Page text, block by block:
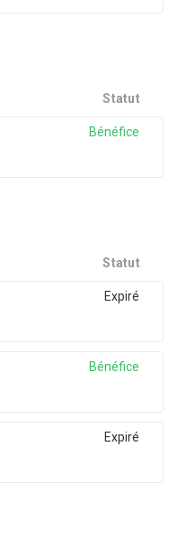
Statut
Bénéfice
Statut
Expiré
Bénéfice
Expiré